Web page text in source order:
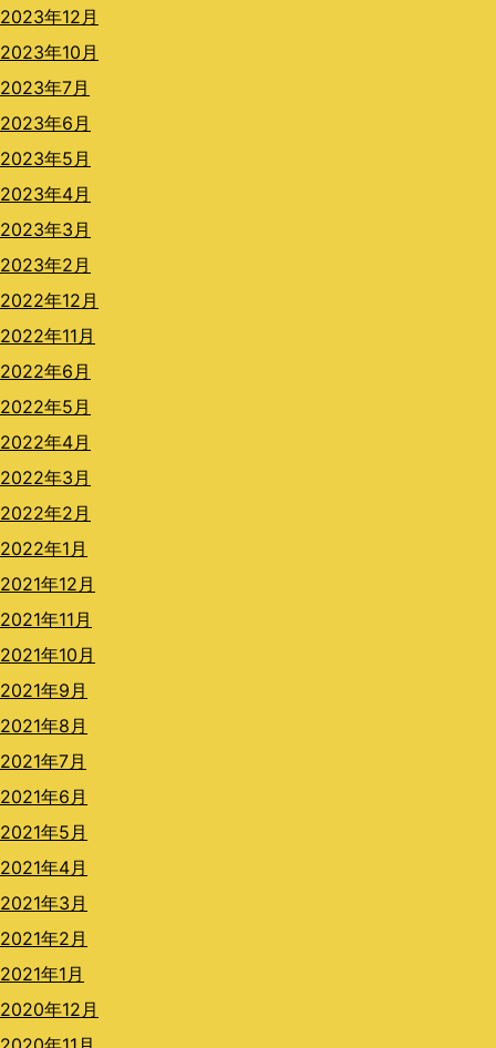
2023年12月
2023年10月
2023年7月
2023年6月
2023年5月
2023年4月
2023年3月
2023年2月
2022年12月
2022年11月
2022年6月
2022年5月
2022年4月
2022年3月
2022年2月
2022年1月
2021年12月
2021年11月
2021年10月
2021年9月
2021年8月
2021年7月
2021年6月
2021年5月
2021年4月
2021年3月
2021年2月
2021年1月
2020年12月